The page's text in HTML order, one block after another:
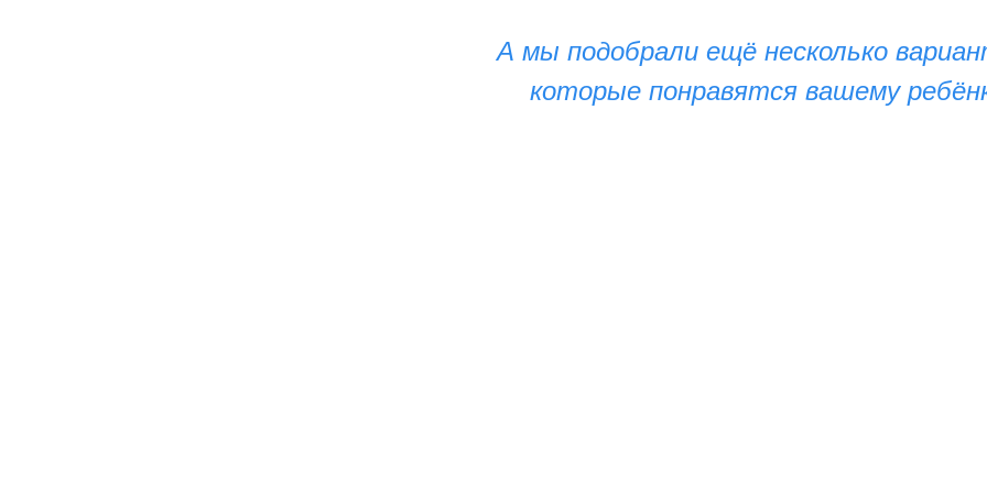
А мы подобрали ещё несколько
которые понравятся вашему